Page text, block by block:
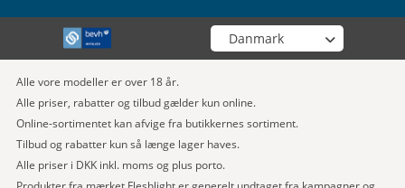
Vælg din butik
Alle vore modeller er over 18 år.
Alle priser, rabatter og tilbud gælder kun online.
Online-sortimentet kan afvige fra butikkernes sortiment.
Tilbud og rabatter kun så længe lager haves.
Alle priser i DKK inkl. moms og plus porto.